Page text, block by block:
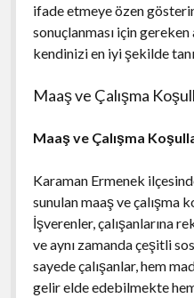
ifade etmeye özen
sonuçlanması için
kendinizi en iyi şekilde
Maaş ve Çalışma
Maaş ve Çalışma
Karaman Ermenek
sunulan maaş ve çalışma
İşverenler, çalışanlarına
ve aynı zamanda çeşitli
sayede çalışanlar, hem
gelir elde edebilmekte